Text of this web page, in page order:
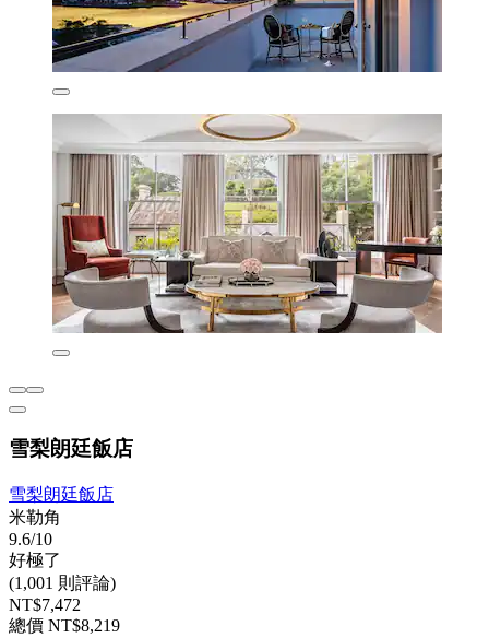
雪梨朗廷飯店
雪梨朗廷飯店
米勒角
9.6/10
好極了
(1,001 則評論)
NT$7,472
總價 NT$8,219